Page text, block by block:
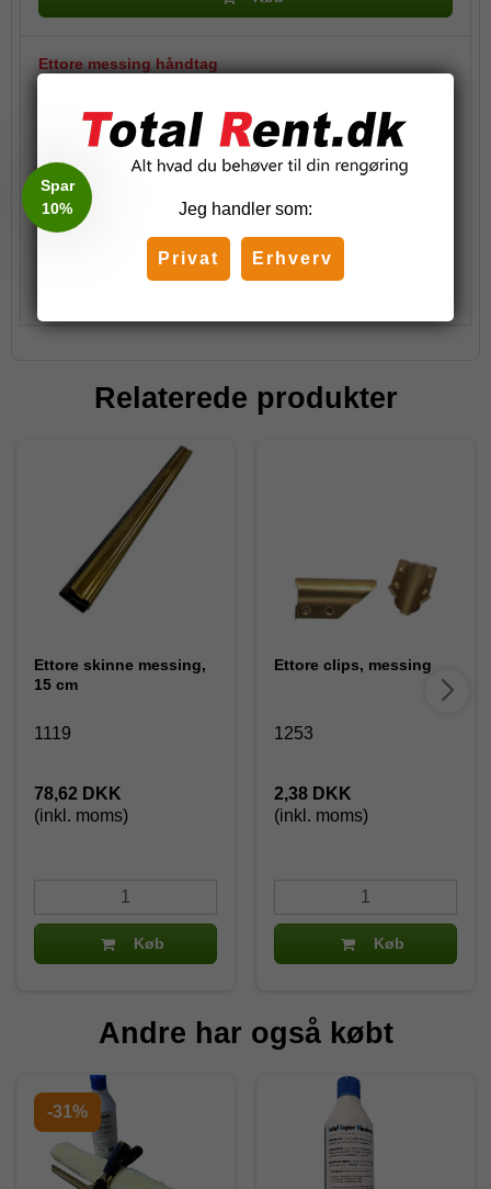
Ettore messing håndtag
(inkl. moms)
Køb
Relaterede produkter
Ettore skinne messing,
15 cm
1119
78,62 DKK
(inkl. moms)
Køb
Ettore clips, messing
1253
2,38 DKK
(inkl. moms)
Køb
Andre har også købt
-31%
Jeg handler som:
Privat Erhverv
Spar
10%